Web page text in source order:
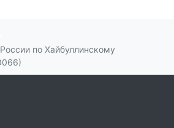
МВД по ЧР(Код:1196004)
РЭО-4 МРЭО ГИБДД МВД по
адресами, телефонами. Сферы
МВД по ЧР(Код:1196003)
по Хайбуллинскому